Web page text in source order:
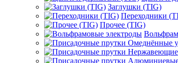
Заглушки (TIG)
Переходники
Прочее (TIG)